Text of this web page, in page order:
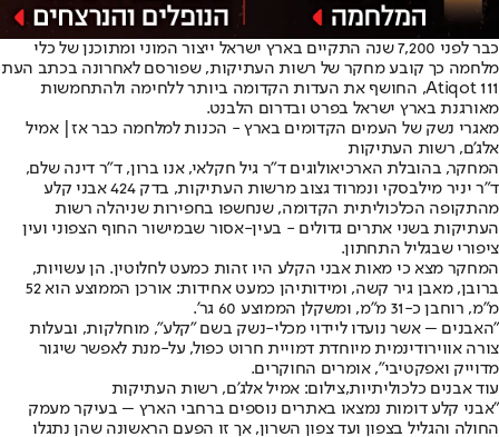
כבר לפני 7,200 שנה התקיים בארץ ישראל ייצור המוני ומתוכנן של כלי
מלחמה כך קובע מחקר של רשות העתיקות, שפורסם לאחרונה בכתב העת
Atiqot 111, החושף את העדות הקדומה ביותר ללחימה ולהתחמשות
מאורגנת בארץ ישראל בפרט ובדרום הלבנט.
מאגרי נשק של העמים הקדומים בארץ - הכנות למלחמה כבר אז| אמיל
אלג'ם, רשות העתיקות
המחקר, בהובלת הארכיאולוגים ד"ר גיל חקלאי, אנו ברון, ד"ר דינה שלם,
ד"ר יניר מילבסקי ונמרוד גצוב מרשות העתיקות, בדק 424 אבני קלע
מהתקופה הכלכוליתית הקדומה, שנחשפו בחפירות שניהלה רשות
העתיקות בשני אתרים גדולים - בעין-אסור שבמישור החוף הצפוני ועין
ציפורי שבגליל התחתון.
המחקר מצא כי מאות אבני הקלע היו זהות כמעט לחלוטין. הן עשויות,
ברובן, מאבן גיר קשה, ומידותיהן כמעט אחידות: אורכן הממוצע הוא 52
מ"מ, רוחבן כ-31 מ"מ, ומשקלן הממוצע 60 גר'.
"האבנים – אשר נועדו ליידוי מכלי-נשק בשם "קלע", מוחלקות, ובעלות
צורה אווירודינמית מיוחדת דמויית חרוט כפול, על-מנת לאפשר שיגור
מדוייק ואפקטיבי", אומרים החוקרים.
עוד אבנים כלכוליתיות,צילום: אמיל אלג'ם, רשות העתיקות
"אבני קלע דומות נמצאו באתרים נוספים ברחבי הארץ – בעיקר מעמק
החולה והגליל בצפון ועד צפון השרון, אך זו הפעם הראשונה שהן נתגלו